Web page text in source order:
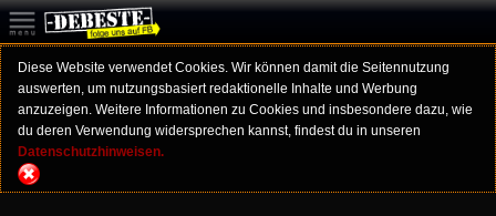
Diese Website verwendet Cookies. Wir können damit die Seitennutzung
auswerten, um nutzungsbasiert redaktionelle Inhalte und Werbung
anzuzeigen. Weitere Informationen zu Cookies und insbesondere dazu, wie
du deren Verwendung widersprechen kannst, findest du in unseren
Datenschutzhinweisen.